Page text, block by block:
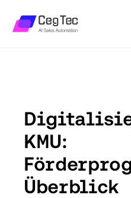
KMU:
Überblick